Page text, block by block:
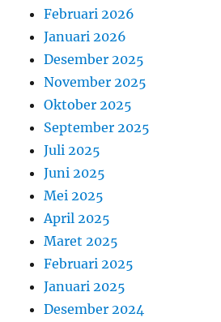
Februari 2026
Januari 2026
Desember 2025
November 2025
Oktober 2025
September 2025
Juli 2025
Juni 2025
Mei 2025
April 2025
Maret 2025
Februari 2025
Januari 2025
Desember 2024